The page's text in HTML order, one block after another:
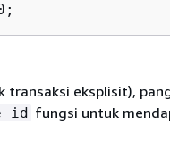
transaksi eksplisit),
fungsi untuk